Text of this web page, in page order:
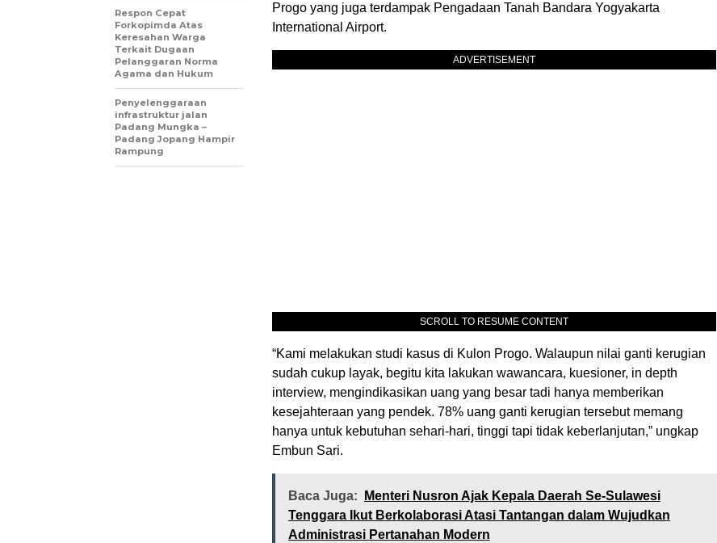
Progo yang juga terdampak Pengadaan Tanah Bandara Yogyakarta
International Airport.
ADVERTISEMENT
SCROLL TO RESUME CONTENT
“Kami melakukan studi kasus di Kulon Progo. Walaupun nilai ganti kerugian
sudah cukup layak, begitu kita lakukan wawancara, kuesioner, in depth
interview, mengindikasikan uang yang besar tadi hanya memberikan
kesejahteraan yang pendek. 78% uang ganti kerugian tersebut memang
hanya untuk kebutuhan sehari-hari, tinggi tapi tidak keberlanjutan,” ungkap
Embun Sari.
Baca Juga:
Menteri Nusron Ajak Kepala Daerah Se-Sulawesi
Tenggara Ikut Berkolaborasi Atasi Tantangan dalam Wujudkan
Administrasi Pertanahan Modern
Respon Cepat
Forkopimda Atas
Keresahan Warga
Terkait Dugaan
Pelanggaran Norma
Agama dan Hukum
Penyelenggaraan
infrastruktur jalan
Padang Mungka –
Padang Jopang Hampir
Rampung